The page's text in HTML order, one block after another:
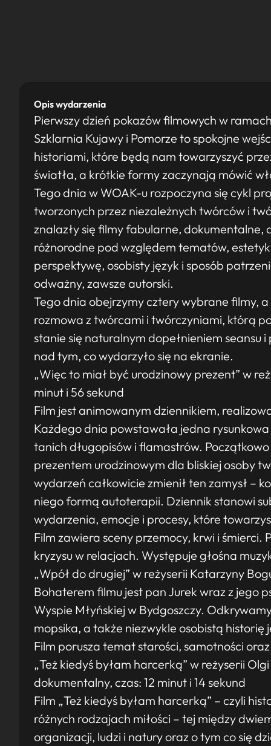
Opis wydarzenia
Pierwszy dzień pokazów filmowych w
Szklarnia Kujawy i Pomorze to spokojne
historiami, które będą nam towarzyszyć
światła, a krótkie formy zaczynają mówić
Tego dnia w WOAK-u rozpoczyna się cykl
tworzonych przez niezależnych twórców i
znalazły się filmy fabularne,
różnorodne pod względem tematów,
perspektywę, osobisty język i sposób
odważny, zawsze autorski.
Tego dnia obejrzymy cztery wybrane filmy,
rozmowa z twórcami i twórczyniami, którą
stanie się naturalnym dopełnieniem seansu
nad tym, co wydarzyło się na ekranie.
„Więc to miał być urodzinowy prezent” w
minut i 56 sekund
Film jest animowanym dziennikiem,
Każdego dnia powstawała jedna
tanich długopisów i flamastrów.
prezentem urodzinowym dla bliskiej osoby
wydarzeń całkowicie zmienił ten zamysł –
niego formą autoterapii. Dziennik stanowi
wydarzenia, emocje i procesy, które
Film zawiera sceny przemocy, krwi i
kryzysu w relacjach. Występuje głośna
„Wpół do drugiej” w reżyserii Katarzyny
Bohaterem filmu jest pan Jurek wraz z jego
Wyspie Młyńskiej w Bydgoszczy.
mopsika, a także niezwykle osobistą historię
Film porusza temat starości, samotności
„Też kiedyś byłam harcerką” w reżyserii
dokumentalny, czas: 12 minut i 14 sekund
Film „Też kiedyś byłam harcerką” – czyli
różnych rodzajach miłości – tej między
organizacji, ludzi i natury oraz o tym co się